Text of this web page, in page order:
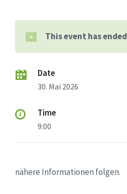
This event has ended
Date
30. Mai 2026
Time
9:00
nähere Informationen folgen.